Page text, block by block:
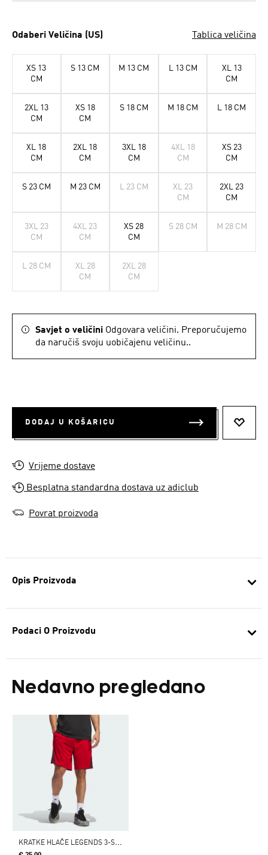
Opis Proizvoda
Podaci O Proizvodu
Nedavno pregledano
K
RATKE HLAČE LEGENDS 3-STRIPES BASKETBALL
Odaberi Veličina (US) Tablica veličina
XS 13
CM
S 13 CM M 13 CM L 13 CM
XL 13
CM
2XL 13
CM
XS 18
CM
S 18 CM M 18 CM L 18 CM
XL 18
CM
2XL 18
CM
3XL 18
CM
4XL 18
CM
XS 23
CM
S 23 CM M 23 CM L 23 CM
XL 23
CM
2XL 23
CM
3XL 23
CM
4XL 23
CM
XS 28
CM
S 28 CM M 28 CM
L 28 CM
XL 28
CM
2XL 28
CM
Savjet o veličini Odgovara veličini. Preporučujemo
da naručiš svoju uobičajenu veličinu..
DODAJ U KOŠARICU
Vrijeme dostave
Besplatna standardna dostava uz adiclub
Povrat proizvoda